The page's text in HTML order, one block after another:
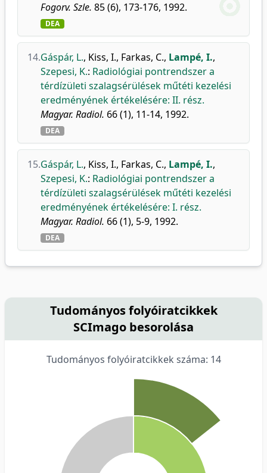
Fogorv. Szle. 85 (6), 173-176, 1992.
DEA
14.Gáspár, L., Kiss, I., Farkas, C., Lampé, I.,
Szepesi, K.: Radiológiai pontrendszer a
térdízületi szalagsérülések műtéti kezelési
eredményének értékelésére: II. rész.
Magyar. Radiol. 66 (1), 11-14, 1992.
DEA
15.Gáspár, L., Kiss, I., Farkas, C., Lampé, I.,
Szepesi, K.: Radiológiai pontrendszer a
térdízületi szalagsérülések műtéti kezelési
eredményének értékelésére: I. rész.
Magyar. Radiol. 66 (1), 5-9, 1992.
DEA
Tudományos folyóiratcikkek
SCImago besorolása
Tudományos folyóiratcikkek száma: 14